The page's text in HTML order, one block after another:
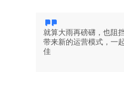
就算大雨再磅礴，也阻
带来新的运营模式，一
佳